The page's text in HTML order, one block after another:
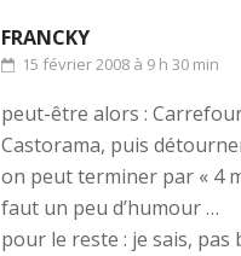
FRANCKY
15 février 2008 à 9 h 30 min
peut-être alors :
Castorama, puis
on peut terminer par « 4
faut un peu d’humour …
pour le reste : je sais,